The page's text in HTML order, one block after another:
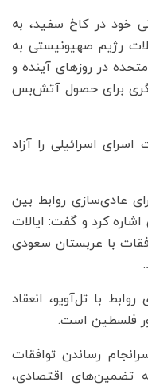
خود در کاخ سفید، به
رژیم صهیونیستی به
در روزهای آینده و
برای حصول آتش‌بس
اسرائیلی را آزاد
عادی‌سازی روابط بین
کرد و گفت: ایالات
با عربستان سعودی
با تل‌آویو، انعقاد
فلسطین است.
رساندن توافقات
تضمین‌های اقتصادی،